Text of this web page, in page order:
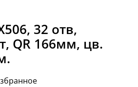
32 отв,
QR 166мм, цв.